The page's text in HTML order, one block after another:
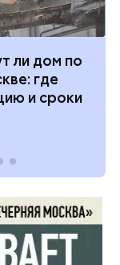
ли дом по
где
и сроки